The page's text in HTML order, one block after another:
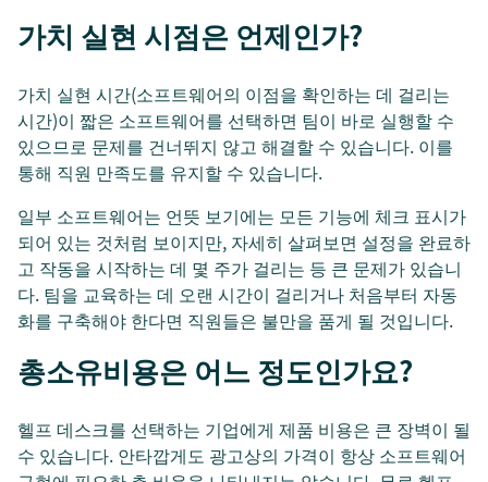
가치 실현 시점은 언제인가?
가치 실현 시간(소프트웨어의 이점을 확인하는 데 걸리는
시간)이 짧은 소프트웨어를 선택하면 팀이 바로 실행할 수
있으므로 문제를 건너뛰지 않고 해결할 수 있습니다. 이를
통해 직원 만족도를 유지할 수 있습니다.
일부 소프트웨어는 언뜻 보기에는 모든 기능에 체크 표시가
되어 있는 것처럼 보이지만, 자세히 살펴보면 설정을 완료하
고 작동을 시작하는 데 몇 주가 걸리는 등 큰 문제가 있습니
다. 팀을 교육하는 데 오랜 시간이 걸리거나 처음부터 자동
화를 구축해야 한다면 직원들은 불만을 품게 될 것입니다.
총소유비용은 어느 정도인가요?
헬프 데스크를 선택하는 기업에게 제품 비용은 큰 장벽이 될
수 있습니다. 안타깝게도 광고상의 가격이 항상 소프트웨어